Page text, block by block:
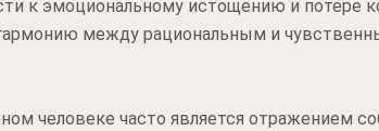
к эмоциональному истощению и потере
между рациональным и
человеке часто является отражением